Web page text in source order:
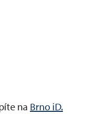
na Brno iD.